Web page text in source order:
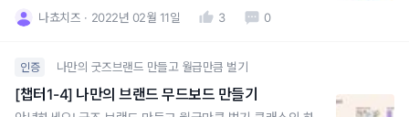
나쵸치즈 2022년 02월 11일 3 0
인증 나만의 굿즈브랜드 만들고 월급만큼 벌기
[챕터1-4] 나만의 브랜드 무드보드 만들기